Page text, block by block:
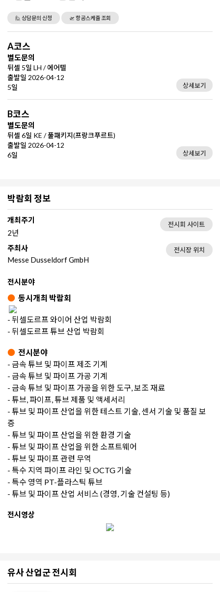
🙋 상담문의 신청 🛫 항공스케쥴 조회
A코스
별도문의
뒤셀 5일 LH / 에어텔
출발일 2026-04-12
5일
상세보기
B코스
별도문의
뒤셀 6일 KE / 풀패키지(프랑크푸르트)
출발일 2026-04-12
6일
상세보기
박람회 정보
개최주기
2년
전시회 사이트
주최사
Messe Dusseldorf GmbH
전시장 위치
전시분야
● 동시개최 박람회
- 뒤셀도르프 와이어 산업 박람회
- 뒤셀도르프 튜브 산업 박람회
● 전시분야
- 금속 튜브 및 파이프 제조 기계
- 금속 튜브 및 파이프 가공 기계
- 금속 튜브 및 파이프 가공을 위한 도구, 보조 재료
- 튜브, 파이프, 튜브 제품 및 액세서리
- 튜브 및 파이프 산업을 위한 테스트 기술, 센서 기술 및 품질 보
증
- 튜브 및 파이프 산업을 위한 환경 기술
- 튜브 및 파이프 산업을 위한 소프트웨어
- 튜브 및 파이프 관련 무역
- 특수 지역 파이프 라인 및 OCTG 기술
- 특수 영역 PT-플라스틱 튜브
- 튜브 및 파이프 산업 서비스 (경영, 기술 컨설팅 등)
전시영상
유사 산업군 전시회